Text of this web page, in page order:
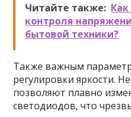
Читайте также:
контроля
бытовой техники?
Также важным
регулировки яркости.
позволяют плавно
светодиодов, что